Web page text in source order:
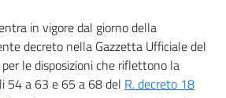
in vigore dal giorno della
decreto nella Gazzetta Ufficiale del
le disposizioni che riflettono la
54 a 63 e 65 a 68 del R. decreto 18